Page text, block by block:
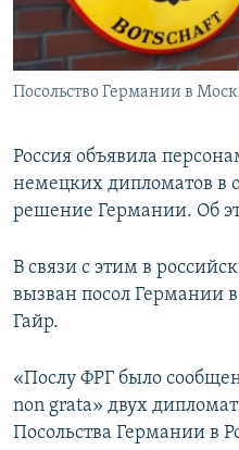
СПОРТ
МИР
БЛОГИ
ГОЛОСА
ЧИТАЕМ ПРЕССУ
АРХИВ РАДИОПРОГРАММЫ
Все сайты РСЕ/РС
Посольство Германии в
Россия объявила
немецких дипломатов в
решение Германии. Об
В связи с этим в
вызван посол Германии
Гайр.
«Послу ФРГ было
non grata» двух
Посольства Германии в